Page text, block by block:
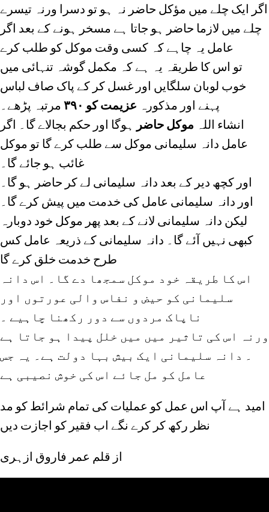
اگر ایک چلے میں مؤکل حاضر نہ ہو تو دسرا ورنہ تیسرے
چلے میں لازما حاضر ہو جاتا ہے مسخر ہونے کے بعد اگر
عامل یہ چاہے کہ کسی وقت موکل کو طلب کرے
تو اس کا طریقہ یہ ہے کہ مکمل گوشہ تنہائی میں
خوب لوبان سلگایں اور غسل کر کے پاک صاف لباس
پہنے اور مذکورہ عزیمت کو ۳۹۰
مرتبہ پڑھے۔
انشاء اللہ موکل حاضر
ہوگا اور حکم بجالاے گا۔ اگر
عامل دانہ سلیمانی موکل سے طلب کرے گا تو موکل
غائب ہو جائے گا۔
اور کچھ دیر کے بعد دانہ سلیمانی لے کر حاضر ہو گا۔
اور دانہ سلیمانی عامل کی خدمت میں پیش کرے گا۔
لیکن دانہ سلیمانی لانے کے بعد پھر موکل خود دوبارہ
کبھی نہیں آئے گا۔ دانہ سلیمانی کے ذریعہ عامل کس
طرح خدمت خلق کرے گا
اس کا طریقہ خود موکل سمجھا دے گا۔ اس دانہ
سلیمانی کو حیض و نفاس والی عورتوں اور
ناپاک مردوں سے دور رکھنا چاہیے ۔
ورنہ اس کی تاثیر میں میں خلل پیدا ہو جاتا ہے
۔ دانہ سلیمانی ایک بیش بہا دولت ہے۔ یہ جس
امید ہے آپ اس عمل کو عملیات کی تمام شرائط کو مد
از قلم عمر فاروق ازہری